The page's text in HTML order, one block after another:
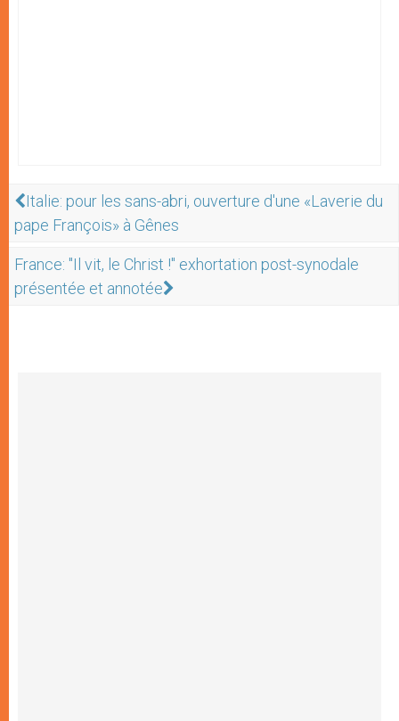
Italie: pour les sans-abri, ouverture d'une «Laverie du
pape François» à Gênes
France: "Il vit, le Christ !" exhortation post-synodale
présentée et annotée